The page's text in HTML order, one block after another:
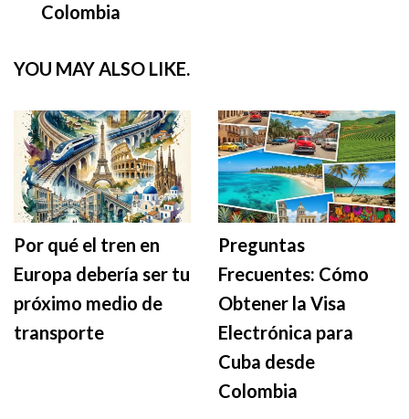
Colombia
YOU MAY ALSO LIKE.
Por qué el tren en
Europa debería ser tu
próximo medio de
transporte
Preguntas
Frecuentes: Cómo
Obtener la Visa
Electrónica para
Cuba desde
Colombia